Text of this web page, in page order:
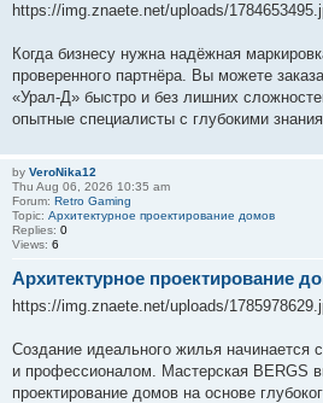
https://img.znaete.net/uploads/
Когда бизнесу нужна надёжная
проверенного партнёра. Вы можете
«Урал-Д» быстро и без лишних
опытные специалисты с глубокими
by VeroNika12
Thu Aug 06, 2026 10:35 am
Forum: Retro Gaming
Topic: Aрхитектурное проектирование домов
Replies: 0
Views: 6
Aрхитектурное проектирование
https://img.znaete.net/uploads/
Создание идеального жилья начинается
и профессионалом. Мастерская BERGS
проектирование домов на основе